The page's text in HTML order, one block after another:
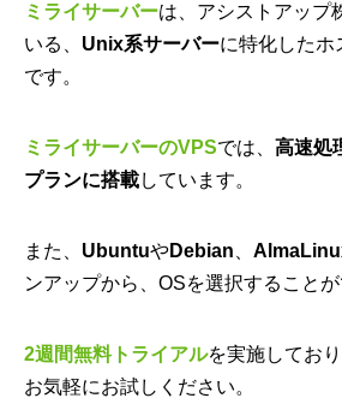
ミライサーバーは、アシストアップ
いる、 Unix系サーバーに特化したホ
です。
ミライサーバーのVPSでは、 高速処
プランに搭載しています。
また、 UbuntuやDebian
ンアップから、OSを選択することが
2週間無料トライアルを実施してお
お気軽にお試しください。